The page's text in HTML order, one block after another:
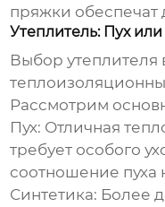
пряжки обеспечат
Утеплитель: Пух
Выбор утеплителя
Рассмотрим
Пух: Отличная
требует особого
соотношение пуха
Синтетика: Более